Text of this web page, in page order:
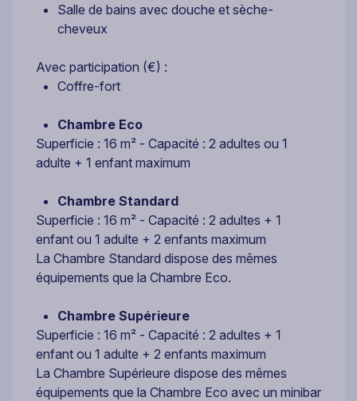
Salle de bains avec douche et sèche-
cheveux
Avec participation (€) :
Coffre-fort
Chambre Eco
Superficie : 16 m² - Capacité : 2 adultes ou 1
adulte + 1 enfant maximum
Chambre Standard
Superficie : 16 m² - Capacité : 2 adultes + 1
enfant ou 1 adulte + 2 enfants maximum
La Chambre Standard dispose des mêmes
équipements que la Chambre Eco.
Chambre Supérieure
Superficie : 16 m² - Capacité : 2 adultes + 1
enfant ou 1 adulte + 2 enfants maximum
La Chambre Supérieure dispose des mêmes
équipements que la Chambre Eco avec un minibar